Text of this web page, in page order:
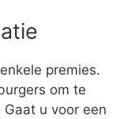
premies.
om te
u voor een